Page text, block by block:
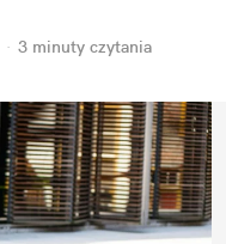
· 3 minuty czytania